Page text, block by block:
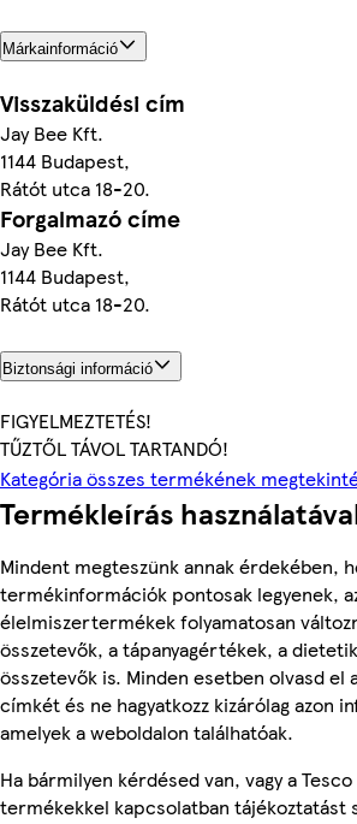
Márkainformáció
Visszaküldési cím
Jay Bee Kft.
1144 Budapest,
Rátót utca 18-20.
Forgalmazó címe
Jay Bee Kft.
1144 Budapest,
Rátót utca 18-20.
Biztonsági információ
FIGYELMEZTETÉS!
TŰZTŐL TÁVOL TARTANDÓ!
Kategória összes termékének
Termékleírás
Mindent megteszünk annak érdekében,
termékinformációk pontosak legyenek,
élelmiszertermékek folyamatosan
összetevők, a tápanyagértékek, a
összetevők is. Minden esetben olvasd el
címkét és ne hagyatkozz kizárólag azon
amelyek a weboldalon találhatóak.
Ha bármilyen kérdésed van, vagy a
termékekkel kapcsolatban tájékoztatást